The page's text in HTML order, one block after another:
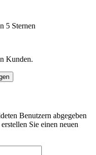
5 Sternen
Kunden.
Benutzern abgegeben
Sie einen neuen